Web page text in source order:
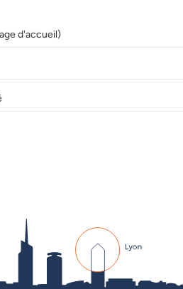
d'accueil)